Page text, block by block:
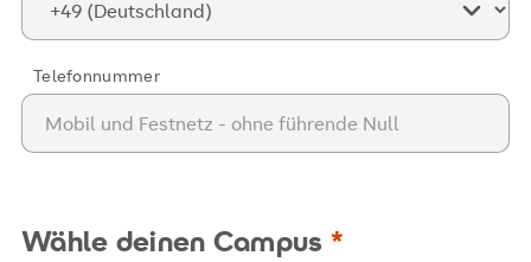
Telefonnummer
Wähle deinen Campus